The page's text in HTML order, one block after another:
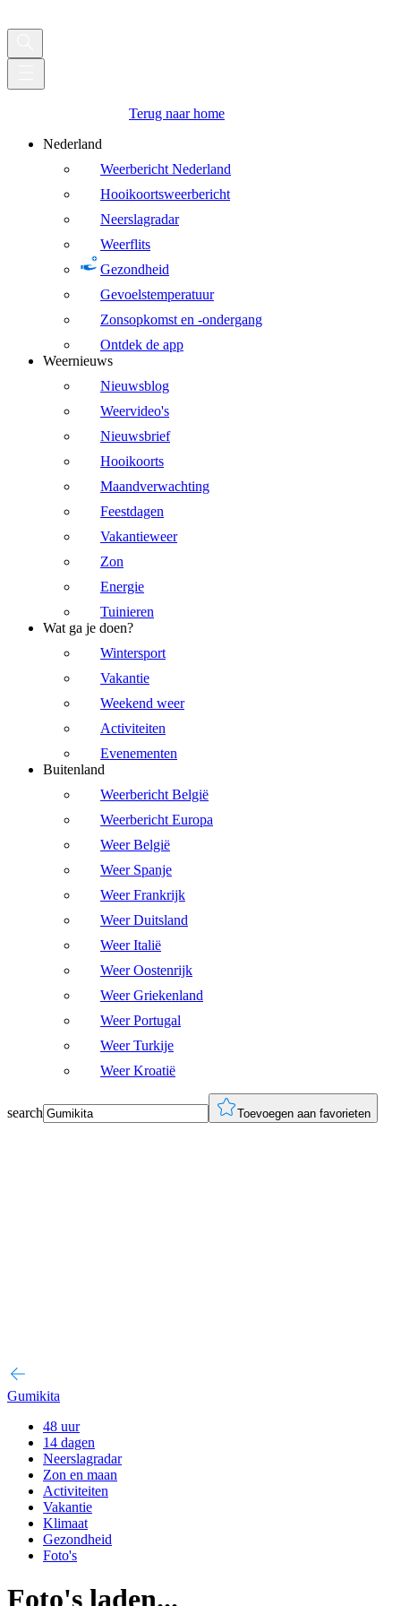
Terug naar home
Nederland
Weerbericht Nederland
Hooikoortsweerbericht
Neerslagradar
Weerflits
Gezondheid
Gevoelstemperatuur
Zonsopkomst en -ondergang
Ontdek de app
Weernieuws
Nieuwsblog
Weervideo's
Nieuwsbrief
Hooikoorts
Maandverwachting
Feestdagen
Vakantieweer
Zon
Energie
Tuinieren
Wat ga je doen?
Wintersport
Vakantie
Weekend weer
Activiteiten
Evenementen
Buitenland
Weerbericht België
Weerbericht Europa
Weer België
Weer Spanje
Weer Frankrijk
Weer Duitsland
Weer Italië
Weer Oostenrijk
Weer Griekenland
Weer Portugal
Weer Turkije
Weer Kroatië
search Toevoegen aan favorieten
Gumikita
48 uur
14 dagen
Neerslagradar
Zon en maan
Activiteiten
Vakantie
Klimaat
Gezondheid
Foto's
Foto's laden...